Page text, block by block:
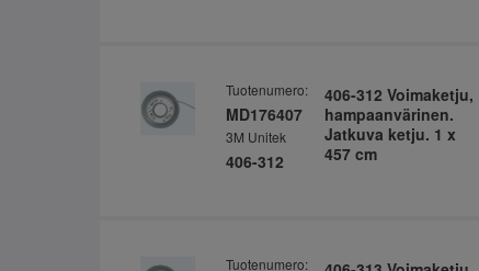
Tuotenumero:
MD176407
3M Unitek
406-312
406-312 Voimaketju,
hampaanvärinen.
Jatkuva ketju. 1 x
457 cm
Tuotenumero: